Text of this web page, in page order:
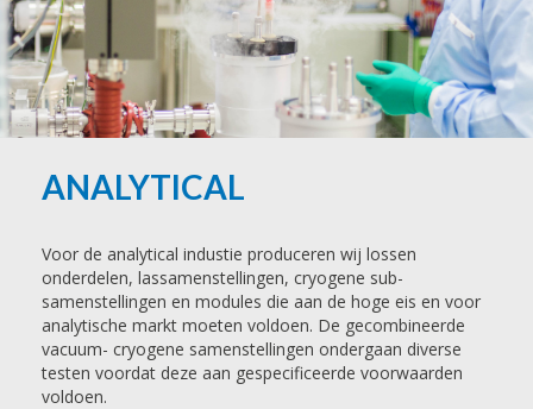
ANALYTICAL
Voor de analytical industie produceren wij lossen
onderdelen, lassamenstellingen, cryogene sub-
samenstellingen en modules die aan de hoge eis en voor
analytische markt moeten voldoen. De gecombineerde
vacuum- cryogene samenstellingen ondergaan diverse
testen voordat deze aan gespecificeerde voorwaarden
voldoen.